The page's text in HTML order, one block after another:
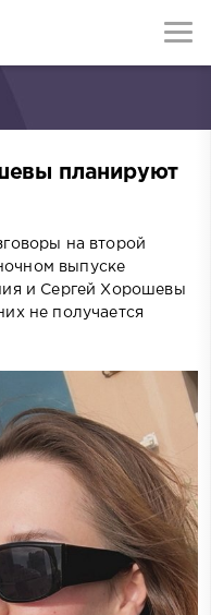
планируют
на второй
выпуске
и Сергей Хорошевы
не получается